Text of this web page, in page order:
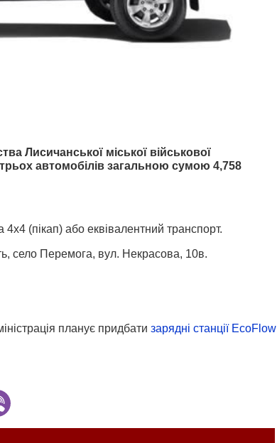
Лисичанської міської військової
автомобілів загальною сумою 4,758
(пікап) або еквівалентний транспорт.
село Перемога, вул. Некрасова, 10в.
планує придбати зарядні станції EcoFlow